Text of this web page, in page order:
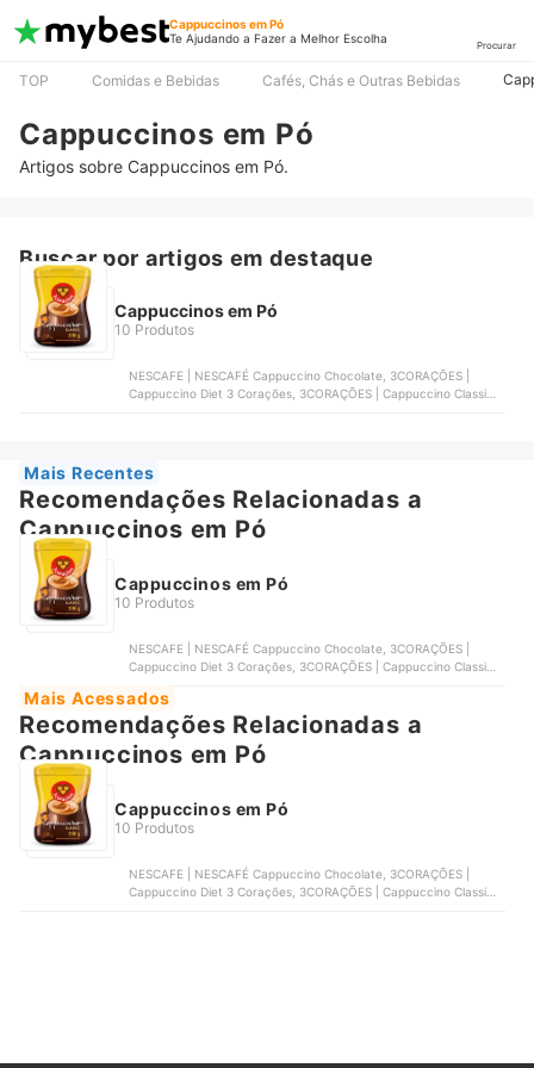
Cappuccinos em Pó
Te Ajudando a Fazer a Melhor Escolha
Procurar
TOP Comidas e Bebidas Cafés, Chás e Outras Bebidas
Cappuccinos em Pó
Artigos sobre Cappuccinos em Pó.
Buscar por artigos em destaque
Cappuccinos em Pó
10 Produtos
NESCAFE | NESCAFÉ Cappuccino Chocolate, 3CORAÇÕES |
Cappuccino Diet 3 Corações, 3CORAÇÕES | Cappuccino Classic 3
Mais Recentes
Recomendações Relacionadas a
Cappuccinos em Pó
Cappuccinos em Pó
10 Produtos
NESCAFE | NESCAFÉ Cappuccino Chocolate, 3CORAÇÕES |
Cappuccino Diet 3 Corações, 3CORAÇÕES | Cappuccino Classic 3
Cappuccino Santa Clara
Mais Acessados
Recomendações Relacionadas a
Cappuccinos em Pó
Cappuccinos em Pó
10 Produtos
NESCAFE | NESCAFÉ Cappuccino Chocolate, 3CORAÇÕES |
Cappuccino Diet 3 Corações, 3CORAÇÕES | Cappuccino Classic 3